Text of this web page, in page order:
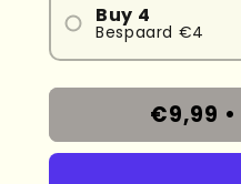
#3
Buy 4
Bespaard €4
#2
#4
€9,99 •